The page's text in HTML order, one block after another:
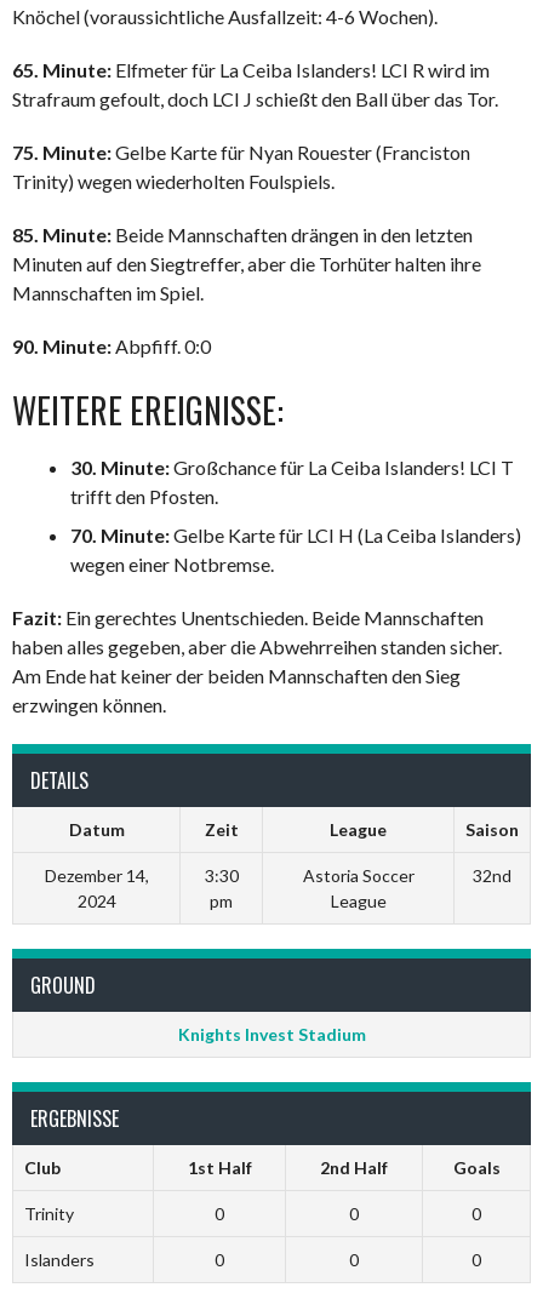
Knöchel (voraussichtliche Ausfallzeit: 4-6 Wochen).
65. Minute: Elfmeter für La Ceiba Islanders! LCI R wird im
Strafraum gefoult, doch LCI J schießt den Ball über das Tor.
75. Minute:Gelbe Karte für Nyan Rouester (Franciston
Trinity) wegen wiederholten Foulspiels.
85. Minute: Beide Mannschaften drängen in den letzten
Minuten auf den Siegtreffer, aber die Torhüter halten ihre
Mannschaften im Spiel.
90. Minute:Abpfiff. 0:0
WEITERE EREIGNISSE:
30. Minute:Großchance für La Ceiba Islanders! LCI T
trifft den Pfosten.
70. Minute:Gelbe Karte für LCI H (La Ceiba Islanders)
wegen einer Notbremse.
Fazit: Ein gerechtes Unentschieden. Beide Mannschaften
haben alles gegeben, aber die Abwehrreihen standen sicher.
Am Ende hat keiner der beiden Mannschaften den Sieg
erzwingen können.
DETAILS
Datum Zeit League Saison
Dezember 14,
2024
3:30
pm
Astoria Soccer
League
32nd
GROUND
Knights Invest Stadium
ERGEBNISSE
Club 1st Half 2nd Half Goals
Trinity 0 0 0
Islanders 0 0 0